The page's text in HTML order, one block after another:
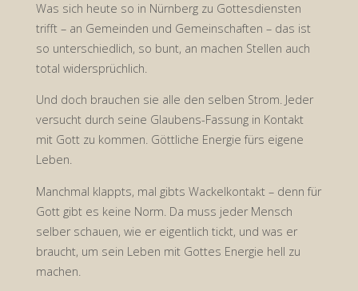
Was sich heute so in Nürnberg zu Gottesdiensten
trifft – an Gemeinden und Gemeinschaften – das ist
so unterschiedlich, so bunt, an machen Stellen auch
total widersprüchlich.
Und doch brauchen sie alle den selben Strom. Jeder
versucht durch seine Glaubens-Fassung in Kontakt
mit Gott zu kommen. Göttliche Energie fürs eigene
Leben.
Manchmal klappts, mal gibts Wackelkontakt – denn für
Gott gibt es keine Norm. Da muss jeder Mensch
selber schauen, wie er eigentlich tickt, und was er
braucht, um sein Leben mit Gottes Energie hell zu
machen.